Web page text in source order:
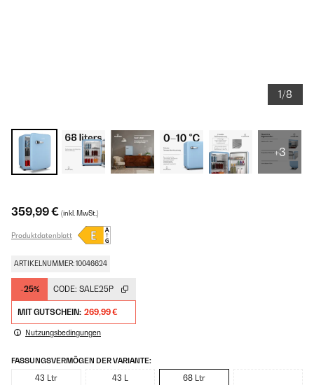
1/8
+3
359,99 € (inkl. MwSt.)
Produktdatenblatt
ARTIKELNUMMER: 10046624
-25% CODE: SALE25P
MIT GUTSCHEIN: 269,99 €
Nutzungsbedingungen
FASSUNGSVERMÖGEN DER VARIANTE:
43 Ltr 43 L 68 Ltr